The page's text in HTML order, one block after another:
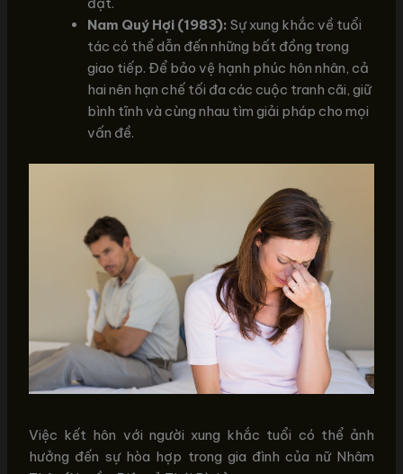
Nam Quý Hợi (1983): Sự xung khắc về tuổi
tác có thể dẫn đến những bất đồng trong
giao tiếp. Để bảo vệ hạnh phúc hôn nhân, cả
hai nên hạn chế tối đa các cuộc tranh cãi, giữ
bình tĩnh và cùng nhau tìm giải pháp cho mọi
vấn đề.
Việc kết hôn với người xung khắc tuổi có thể ảnh
hưởng đến sự hòa hợp trong gia đình của nữ Nhâm